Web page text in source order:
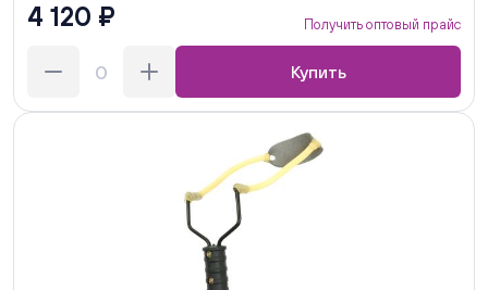
4 120 ₽ Получить оптовый прайс
Купить